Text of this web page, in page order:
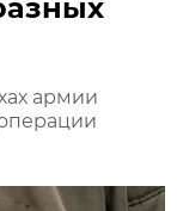
армии